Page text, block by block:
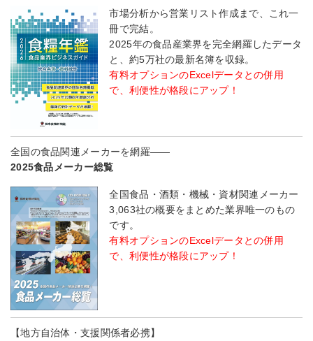
市場分析から営業リスト作成まで、これ一
冊で完結。
2025年の食品産業界を完全網羅したデータ
と、約5万社の最新名簿を収録。
有料オプションのExcelデータとの併用
で、利便性が格段にアップ！
全国の食品関連メーカーを網羅――
2025食品メーカー総覧
全国食品・酒類・機械・資材関連メーカー
3,063社の概要をまとめた業界唯一のもの
です。
有料オプションのExcelデータとの併用
で、利便性が格段にアップ！
【地方自治体・支援関係者必携】